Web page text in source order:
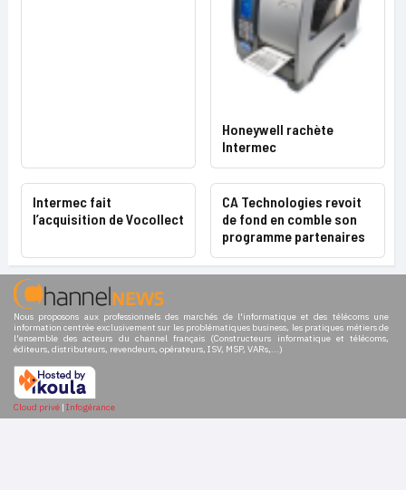
Honeywell rachète
Intermec
Intermec fait
l’acquisition de Vocollect
CA Technologies revoit
de fond en comble son
programme partenaires
Nous proposons aux professionnels des marchés de l'informatique et des télécoms une
information centrée exclusivement sur les problématiques business, les pratiques métiers de
l'ensemble des acteurs du channel français (Constructeurs informatique et télécoms,
éditeurs, distributeurs, revendeurs, opérateurs, ISV, MSP, VARs,...)
Cloud privé | Infogérance